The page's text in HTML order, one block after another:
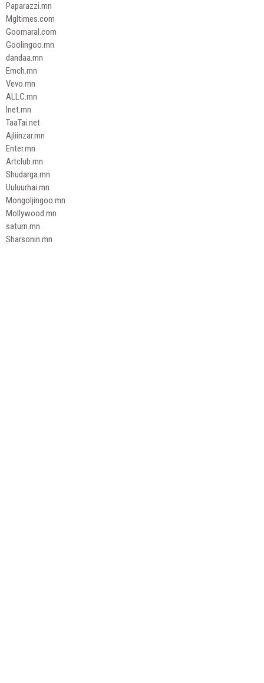
Paparazzi.mn
Mgltimes.com
Goomaral.com
Goolingoo.mn
dandaa.mn
Emch.mn
Vevo.mn
ALLC.mn
Inet.mn
TaaTai.net
Ajliinzar.mn
Enter.mn
Artclub.mn
Shudarga.mn
Uuluurhai.mn
Mongoljingoo.mn
Mollywood.mn
saturn.mn
Sharsonin.mn